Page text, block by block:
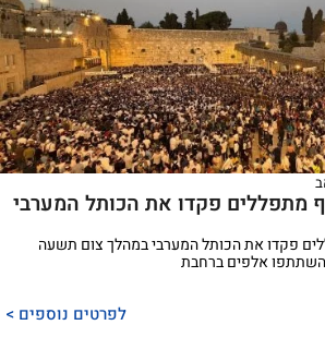
מ־100 אלף מתפללים פקדו את הכותל המערבי
פקדו את הכותל המערבי במהלך צום תשעה
אלפים ברחבת
לפרטים נוספים >